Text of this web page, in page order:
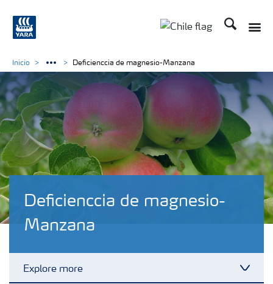
Buscar
Deficienccia de magnesio-
Manzana
Explore more
Inicio Deficienccia de magnesio-Manzana